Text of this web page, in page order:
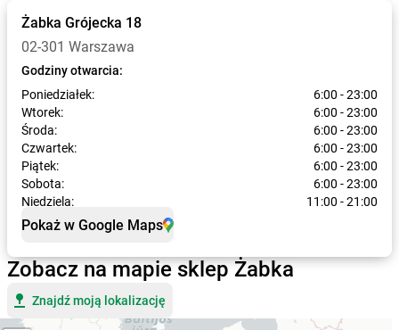
Żabka Grójecka 18
02-301 Warszawa
Godziny otwarcia:
Poniedziałek:
6:00 - 23:00
Wtorek:
6:00 - 23:00
Środa:
6:00 - 23:00
Czwartek:
6:00 - 23:00
Piątek:
6:00 - 23:00
Sobota:
6:00 - 23:00
Niedziela:
11:00 - 21:00
Pokaż w Google Maps
Zobacz na mapie sklep Żabka
Znajdź moją lokalizację